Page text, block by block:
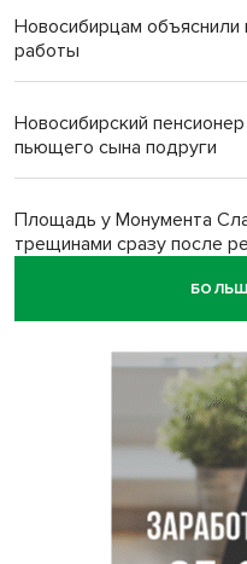
Новосибирцам объяснили
работы
Новосибирский
пьющего сына подруги
Площадь у Монумента
трещинами сразу после
Африканский врач
Покрытие рулежных
Толмачево по нацпроекту
В Новосибирске
энтеровирусной